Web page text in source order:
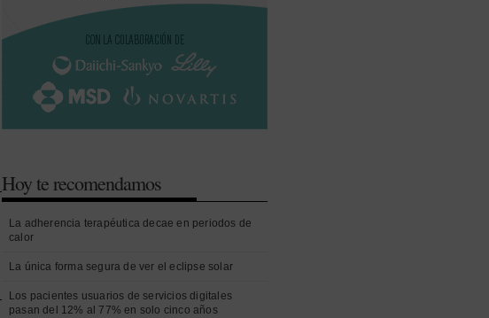
Hoy te recomendamos
La adherencia terapéutica decae en periodos de
calor
La única forma segura de ver el eclipse solar
Los pacientes usuarios de servicios digitales
pasan del 12% al 77% en solo cinco años